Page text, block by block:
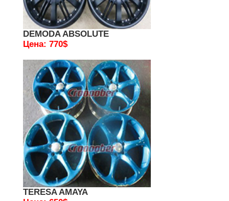
DEMODA ABSOLUTE
Цена: 770$
TERESA AMAYA